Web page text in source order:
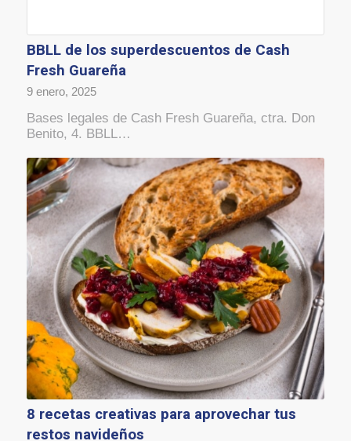
BBLL de los superdescuentos de Cash
Fresh Guareña
9 enero, 2025
Bases legales de Cash Fresh Guareña, ctra. Don
Benito, 4. BBLL…
8 recetas creativas para aprovechar tus
restos navideños